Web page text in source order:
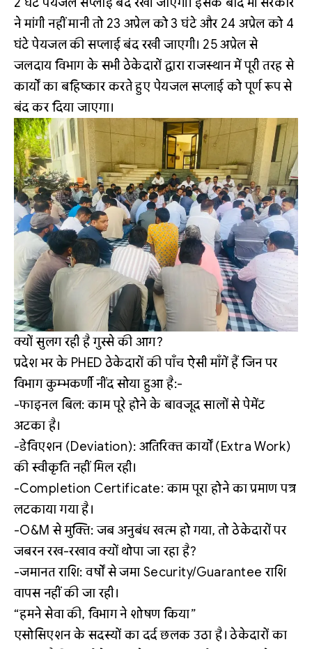
ने मांगी नहीं मानी तो 23 अप्रेल को 3 घंटे और 24 अप्रेल को 4
घंटे पेयजल की सप्लाई बंद रखी जाएगी। 25 अप्रेल से
जलदाय विभाग के सभी ठेकेदारों द्वारा राजस्थान में पूरी तरह से
कार्यों का बहिष्कार करते हुए पेयजल सप्लाई को पूर्ण रूप से
बंद कर दिया जाएगा।
क्यों सुलग रही है गुस्से की आग?
प्रदेश भर के PHED ठेकेदारों की पाँच ऐसी माँगें हैं जिन पर
विभाग कुम्भकर्णी नींद सोया हुआ है:-
-फाइनल बिल: काम पूरे होने के बावजूद सालों से पेमेंट
अटका है।
-डेविएशन (Deviation): अतिरिक्त कार्यों (Extra Work)
की स्वीकृति नहीं मिल रही।
-Completion Certificate: काम पूरा होने का प्रमाण पत्र
लटकाया गया है।
-O&M से मुक्ति: जब अनुबंध खत्म हो गया, तो ठेकेदारों पर
जबरन रख-रखाव क्यों थोपा जा रहा है?
-जमानत राशि: वर्षों से जमा Security/Guarantee राशि
वापस नहीं की जा रही।
“हमने सेवा की, विभाग ने शोषण किया”
एसोसिएशन के सदस्यों का दर्द छलक उठा है। ठेकेदारों का